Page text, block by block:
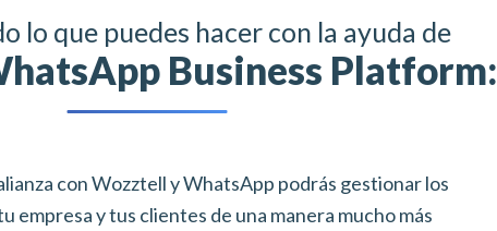
lo que puedes hacer con la ayuda de
Business Platform:
con Wozztell y WhatsApp podrás gestionar los
empresa y tus clientes de una manera mucho más